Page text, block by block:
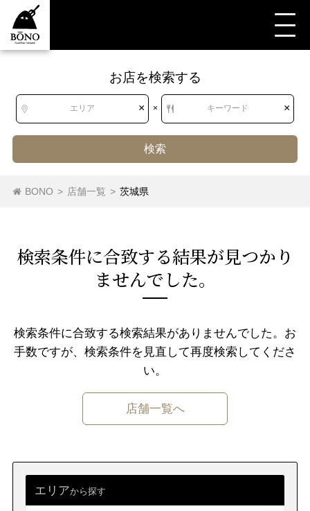
お店を検索する
エリア × × キーワード ×
検索
BONO > 店舗一覧 > 茨城県
エリアから探す
すべて 茨城県
北海道 北海道
山形県 福島県
栃木県
山梨県 長野県 岐阜県
愛知県
兵庫県
すべて スイーツ 中華菓子
スイーツ（その他）
アイスクリーム ソフトクリーム かき氷
パフェ フルーツパーラー
フレンチトースト
チョコレート マカロン バームクーヘン
和菓子・甘味処
検索条件に合致する結果が⾒つかり
ませんでした。
検索条件に合致する検索結果がありませんでした。 お
手数ですが、検索条件を⾒直して再度検索してくださ
い。
店舗一覧へ